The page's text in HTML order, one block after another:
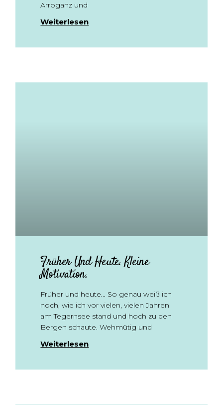
Arroganz und
Weiterlesen
Früher Und Heute. Kleine
Motivation.
Früher und heute… So genau weiß ich
noch, wie ich vor vielen, vielen Jahren
am Tegernsee stand und hoch zu den
Bergen schaute. Wehmütig und
Weiterlesen